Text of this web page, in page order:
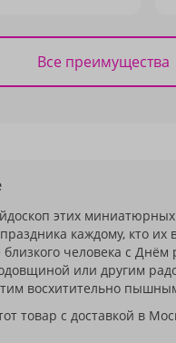
Все преимущества
этих
каждому, кто их
близкого человека с Днём
или другим
восхитительно
товар с доставкой в